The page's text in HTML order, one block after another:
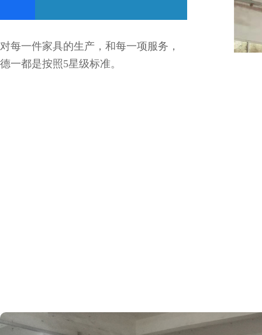
对每一件家具的生产，和每一项服务，
德一都是按照5星级标准。